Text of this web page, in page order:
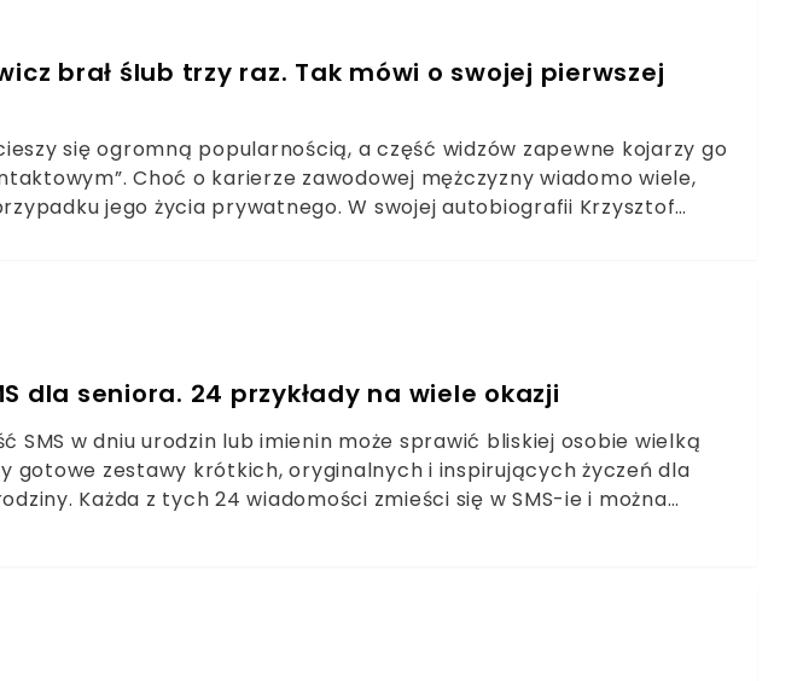
brał ślub trzy raz. Tak mówi o swojej pierwszej
się ogromną popularnością, a część widzów zapewne kojarzy go
Choć o karierze zawodowej mężczyzny wiadomo wiele,
jego życia prywatnego. W swojej autobiografii Krzysztof
dla seniora. 24 przykłady na wiele okazji
SMS w dniu urodzin lub imienin może sprawić bliskiej osobie wielką
gotowe zestawy krótkich, oryginalnych i inspirujących życzeń dla
Każda z tych 24 wiadomości zmieści się w SMS-ie i można